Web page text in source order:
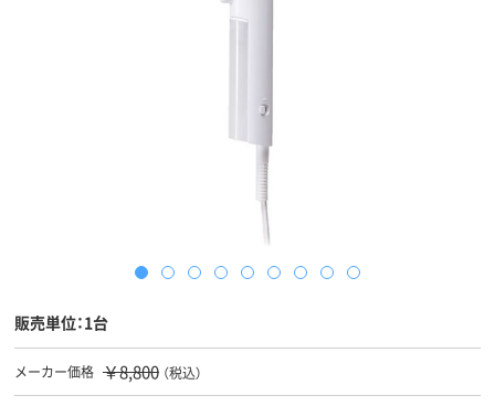
販売単位：1台
メーカー価格 ￥8,800 （税込）